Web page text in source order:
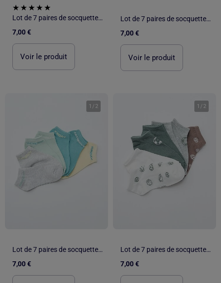
Lot de 7 paires de socquettes invisibles
7,00 €
Voir le produit
Lot de 7 paires de socquettes invisibles
7,00 €
Voir le produit
1 / 2
Lot de 7 paires de socquettes invisibles
7,00 €
1 / 2
Lot de 7 paires de socquettes invisibles
7,00 €